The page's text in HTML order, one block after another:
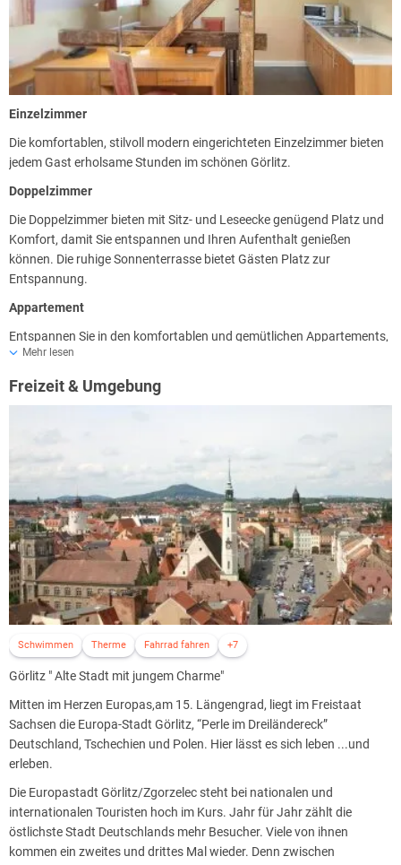
Einzelzimmer
Die komfortablen, stilvoll modern eingerichteten Einzelzimmer bieten
jedem Gast erholsame Stunden im schönen Görlitz.
Doppelzimmer
Die Doppelzimmer bieten mit Sitz- und Leseecke genügend Platz und
Komfort, damit Sie entspannen und Ihren Aufenthalt genießen
können. Die ruhige Sonnenterrasse bietet Gästen Platz zur
Entspannung.
Appartement
Entspannen Sie in den komfortablen und gemütlichen Appartements,
die neuwertig und im modernen Stil eingerichtet sind.
Mehr lesen
Freizeit & Umgebung
Schwimmen Therme Fahrrad fahren +7
Görlitz " Alte Stadt mit jungem Charme"
Mitten im Herzen Europas,am 15. Längengrad, liegt im Freistaat
Sachsen die Europa-Stadt Görlitz, “Perle im Dreiländereck”
Deutschland, Tschechien und Polen. Hier lässt es sich leben ...und
erleben.
Die Europastadt Görlitz/Zgorzelec steht bei nationalen und
internationalen Touristen hoch im Kurs. Jahr für Jahr zählt die
östlichste Stadt Deutschlands mehr Besucher. Viele von ihnen
kommen ein zweites und drittes Mal wieder. Denn zwischen